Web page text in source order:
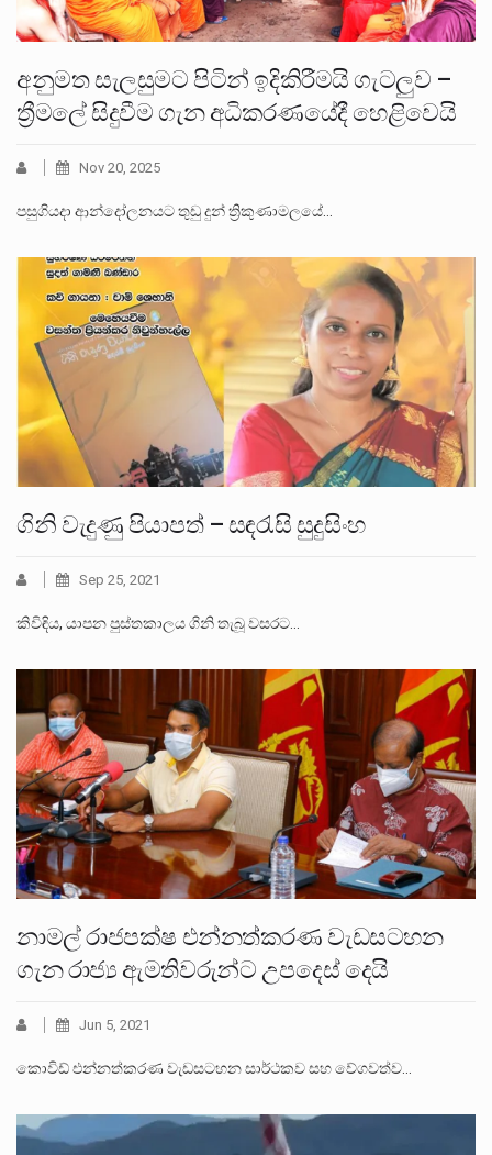
අනුමත සැලසුමට පිටින් ඉදිකිරීමයි ගැටලුව –
ත්‍රීමලේ සිදුවීම ගැන අධිකරණයේදී හෙළිවෙයි
Nov 20, 2025
පසුගියදා ආන්දෝලනයට තුඩු දුන් ත්‍රිකුණාමලයේ…
ගිනි වැදුණු පියාපත් – සඳරැසි සුදුසිංහ
Sep 25, 2021
කිවිඳිය, යාපන පුස්තකාලය ගිනි තැබූ වසරට…
නාමල් රාජපක්ෂ එන්නත්කරණ වැඩසටහන
ගැන රාජ්‍ය ඇමතිවරුන්ට උපදෙස් දෙයි
Jun 5, 2021
කොවිඩ් එන්නත්කරණ වැඩසටහන සාර්ථකව සහ වේගවත්ව…